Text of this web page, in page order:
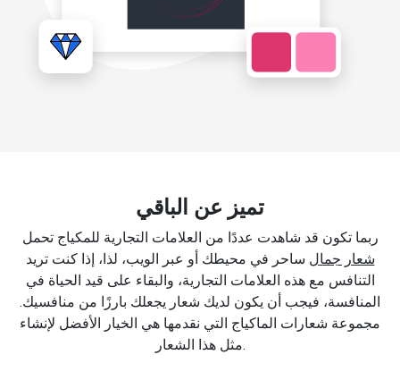
تميز عن الباقي
ربما تكون قد شاهدت عددًا من العلامات التجارية للمكياج تحمل
شعار جمال ساحر في محيطك أو عبر الويب، لذا، إذا كنت تريد
التنافس مع هذه العلامات التجارية، والبقاء على قيد الحياة في
المنافسة، فيجب أن يكون لديك شعار يجعلك بارزًا من منافسيك.
مجموعة شعارات الماكياج التي نقدمها هي الخيار الأفضل لإنشاء
مثل هذا الشعار.